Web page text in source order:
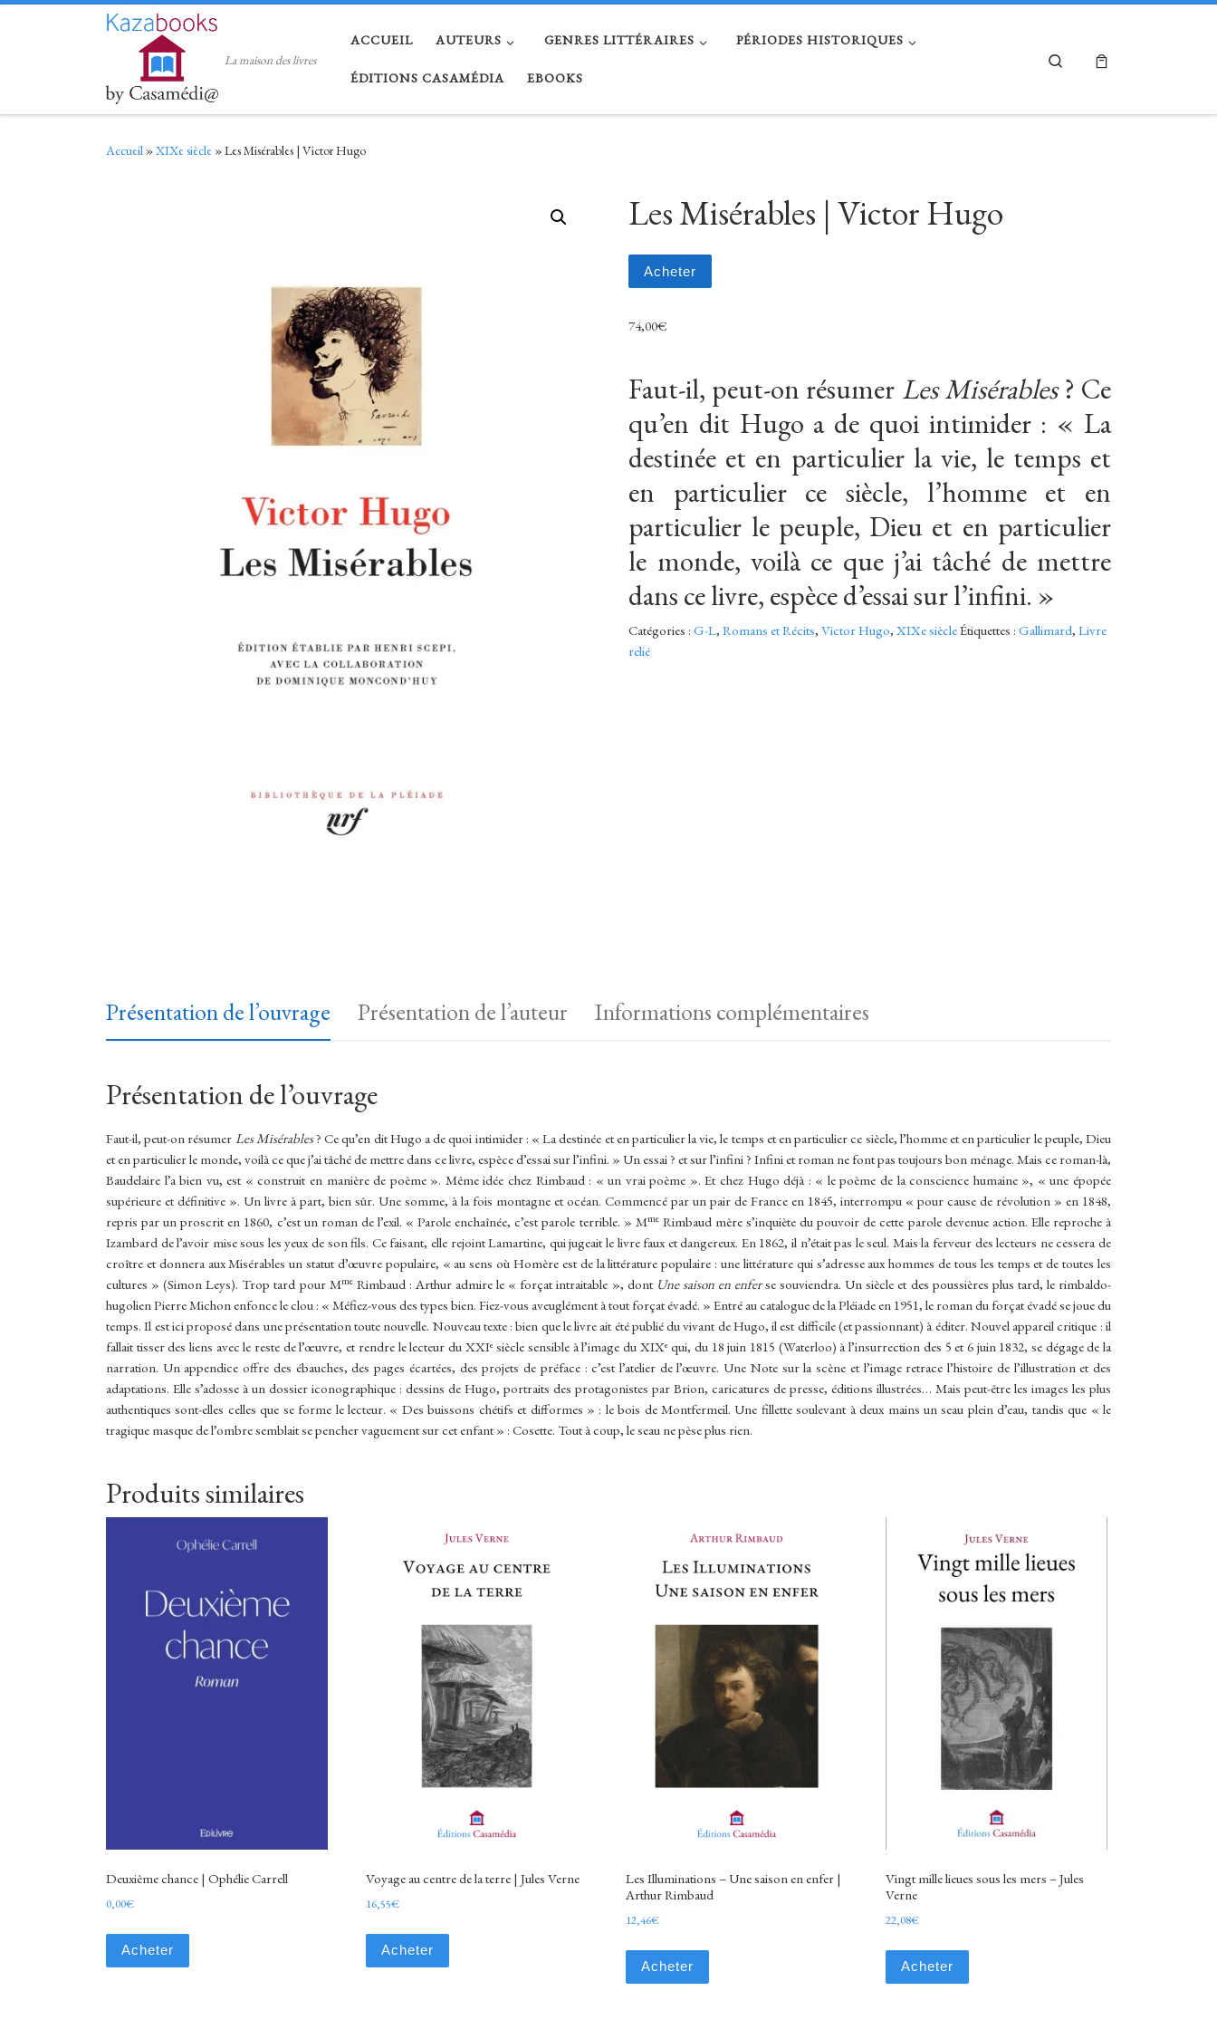
La maison des livres
ACCUEIL AUTEURS GENRES LITTÉRAIRES PÉRIODES HISTORIQUES
ÉDITIONS CASAMÉDIA EBOOKS
Search
Accueil »XIXe siècle »Les Misérables | Victor Hugo
Les Misérables | Victor Hugo
Acheter
74,00€
Faut-il, peut-on résumer Les Misérables? Ce
qu’en dit Hugo a de quoi intimider : « La
destinée et en particulier la vie, le temps et
en particulier ce siècle, l’homme et en
particulier le peuple, Dieu et en particulier
le monde, voilà ce que j’ai tâché de mettre
dans ce livre, espèce d’essai sur l’infini. »
Catégories :G-L,Romans et Récits,Victor Hugo,XIXe siècleÉtiquettes :Gallimard,Livre
relié
Présentation de l’ouvrage Présentation de l’auteur Informations complémentaires
Présentation de l’ouvrage
Faut-il, peut-on résumer Les Misérables? Ce qu’en dit Hugo a de quoi intimider : « La destinée et en particulier la vie, le temps et en particulier ce siècle, l’homme et en particulier le peuple, Dieu
et en particulier le monde, voilà ce que j’ai tâché de mettre dans ce livre, espèce d’essai sur l’infini. » Un essai ? et sur l’infini ? Infini et roman ne font pas toujours bon ménage. Mais ce roman-là,
Baudelaire l’a bien vu, est « construit en manière de poème ». Même idée chez Rimbaud : « un vrai poème ». Et chez Hugo déjà : « le poème de la conscience humaine », « une épopée
supérieure et définitive ». Un livre à part, bien sûr. Une somme, à la fois montagne et océan. Commencé par un pair de France en 1845, interrompu « pour cause de révolution » en 1848,
repris par un proscrit en 1860, c’est un roman de l’exil. « Parole enchaînée, c’est parole terrible. » MmeRimbaud mère s’inquiète du pouvoir de cette parole devenue action. Elle reproche à
Izambard de l’avoir mise sous les yeux de son fils. Ce faisant, elle rejoint Lamartine, qui jugeait le livre faux et dangereux. En 1862, il n’était pas le seul. Mais la ferveur des lecteurs ne cessera de
croître et donnera aux Misérables un statut d’œuvre populaire, « au sens où Homère est de la littérature populaire : une littérature qui s’adresse aux hommes de tous les temps et de toutes les
cultures » (Simon Leys). Trop tard pour MmeRimbaud : Arthur admire le « forçat intraitable », dont Une saison en enferse souviendra. Un siècle et des poussières plus tard, le rimbaldo-
hugolien Pierre Michon enfonce le clou : « Méfiez-vous des types bien. Fiez-vous aveuglément à tout forçat évadé. » Entré au catalogue de la Pléiade en 1951, le roman du forçat évadé se joue du
temps. Il est ici proposé dans une présentation toute nouvelle. Nouveau texte : bien que le livre ait été publié du vivant de Hugo, il est difficile (et passionnant) à éditer. Nouvel appareil critique : il
fallait tisser des liens avec le reste de l’œuvre, et rendre le lecteur du XXIᵉ siècle sensible à l’image du XIXᵉ qui, du 18 juin 1815 (Waterloo) à l’insurrection des 5 et 6 juin 1832, se dégage de la
narration. Un appendice offre des ébauches, des pages écartées, des projets de préface : c’est l’atelier de l’œuvre. Une Note sur la scène et l’image retrace l’histoire de l’illustration et des
adaptations. Elle s’adosse à un dossier iconographique : dessins de Hugo, portraits des protagonistes par Brion, caricatures de presse, éditions illustrées… Mais peut-être les images les plus
authentiques sont-elles celles que se forme le lecteur. « Des buissons chétifs et difformes » : le bois de Montfermeil. Une fillette soulevant à deux mains un seau plein d’eau, tandis que « le
tragique masque de l’ombre semblait se pencher vaguement sur cet enfant » : Cosette. Tout à coup, le seau ne pèse plus rien.
Produits similaires
Deuxième chance | Ophélie Carrell
0,00€
Acheter
Voyage au centre de la terre | Jules Verne
16,55€
Acheter
Les Illuminations – Une saison en enfer |
Arthur Rimbaud
12,46€
Acheter
Vingt mille lieues sous les mers – Jules
Verne
22,08€
Acheter